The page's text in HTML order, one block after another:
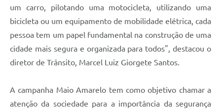
um carro, pilotando uma motocicleta, utilizando uma
bicicleta ou um equipamento de mobilidade elétrica, cada
pessoa tem um papel fundamental na construção de uma
cidade mais segura e organizada para todos", destacou o
diretor de Trânsito, Marcel Luiz Giorgete Santos.
A campanha Maio Amarelo tem como objetivo chamar a
atenção da sociedade para a importância da segurança